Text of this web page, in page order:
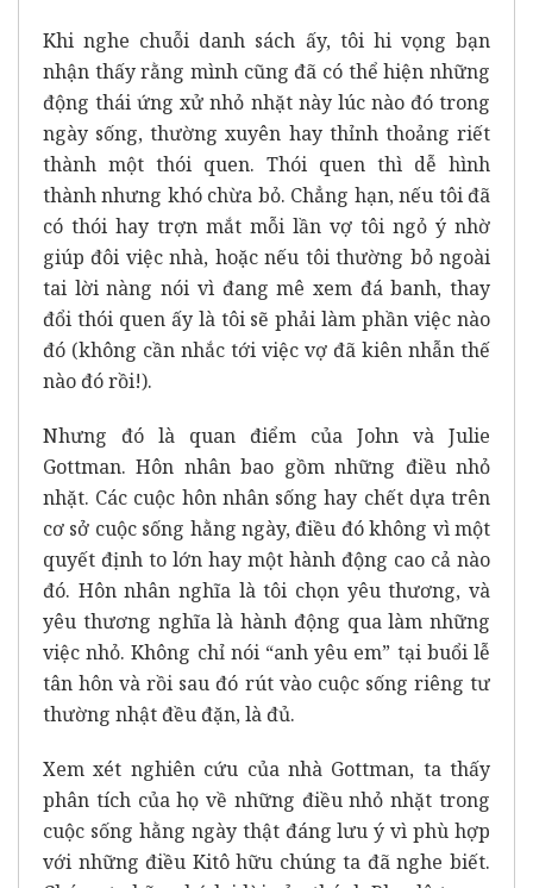
Khi nghe chuỗi danh sách ấy, tôi hi vọng bạn
nhận thấy rằng mình cũng đã có thể hiện những
động thái ứng xử nhỏ nhặt này lúc nào đó trong
ngày sống, thường xuyên hay thỉnh thoảng riết
thành một thói quen. Thói quen thì dễ hình
thành nhưng khó chừa bỏ. Chẳng hạn, nếu tôi đã
có thói hay trợn mắt mỗi lần vợ tôi ngỏ ý nhờ
giúp đôi việc nhà, hoặc nếu tôi thường bỏ ngoài
tai lời nàng nói vì đang mê xem đá banh, thay
đổi thói quen ấy là tôi sẽ phải làm phần việc nào
đó (không cần nhắc tới việc vợ đã kiên nhẫn thế
nào đó rồi!).
Nhưng đó là quan điểm của John và Julie
Gottman. Hôn nhân bao gồm những điều nhỏ
nhặt. Các cuộc hôn nhân sống hay chết dựa trên
cơ sở cuộc sống hằng ngày, điều đó không vì một
quyết định to lớn hay một hành động cao cả nào
đó. Hôn nhân nghĩa là tôi chọn yêu thương, và
yêu thương nghĩa là hành động qua làm những
việc nhỏ. Không chỉ nói “anh yêu em” tại buổi lễ
tân hôn và rồi sau đó rút vào cuộc sống riêng tư
thường nhật đều đặn, là đủ.
Xem xét nghiên cứu của nhà Gottman, ta thấy
phân tích của họ về những điều nhỏ nhặt trong
cuộc sống hằng ngày thật đáng lưu ý vì phù hợp
với những điều Kitô hữu chúng ta đã nghe biết.